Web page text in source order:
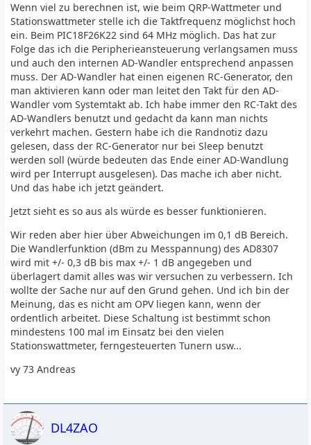
Wenn viel zu berechnen ist, wie beim QRP-Wattmeter und
Stationswattmeter stelle ich die Taktfrequenz möglichst hoch
ein. Beim PIC18F26K22 sind 64 MHz möglich. Das hat zur
Folge das ich die Peripherieansteuerung verlangsamen muss
und auch den internen AD-Wandler entsprechend anpassen
muss. Der AD-Wandler hat einen eigenen RC-Generator, den
man aktivieren kann oder man leitet den Takt für den AD-
Wandler vom Systemtakt ab. Ich habe immer den RC-Takt des
AD-Wandlers benutzt und gedacht da kann man nichts
verkehrt machen. Gestern habe ich die Randnotiz dazu
gelesen, dass der RC-Generator nur bei Sleep benutzt
werden soll (würde bedeuten das Ende einer AD-Wandlung
wird per Interrupt ausgelesen). Das mache ich aber nicht.
Und das habe ich jetzt geändert.
Jetzt sieht es so aus als würde es besser funktionieren.
Wir reden aber hier über Abweichungen im 0,1 dB Bereich.
Die Wandlerfunktion (dBm zu Messpannung) des AD8307
wird mit +/- 0,3 dB bis max +/- 1 dB angegeben und
überlagert damit alles was wir versuchen zu verbessern. Ich
wollte der Sache nur auf den Grund gehen. Und ich bin der
Meinung, das es nicht am OPV liegen kann, wenn der
ordentlich arbeitet. Diese Schaltung ist bestimmt schon
mindestens 100 mal im Einsatz bei den vielen
Stationswattmeter, ferngesteuerten Tunern usw...
vy 73 Andreas
DL4ZAO